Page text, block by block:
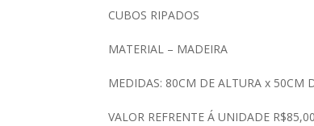
CUBOS RIPADOS
MATERIAL – MADEIRA
MEDIDAS: 80CM DE ALTURA x 50CM
VALOR REFRENTE Á UNIDADE R$85,00